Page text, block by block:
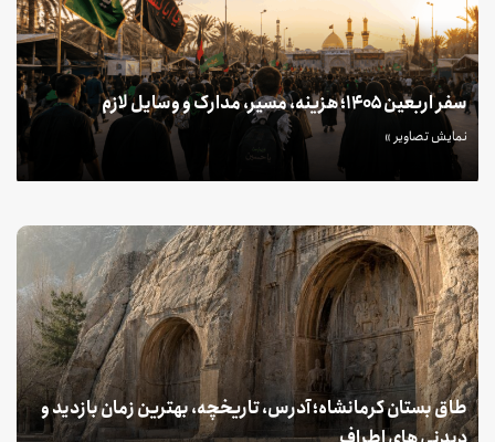
سفر اربعین ۱۴۰۵؛ هزینه، مسیر، مدارک و وسایل لازم
نمایش تصاویر »
طاق بستان کرمانشاه؛ آدرس، تاریخچه، بهترین زمان بازدید و